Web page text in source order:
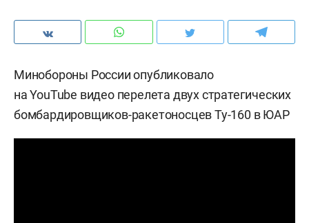
Минобороны России опубликовало
наYouTube видео перелета двух стратегических
бомбардировщиков-ракетоносцев Ту-160 в ЮАР